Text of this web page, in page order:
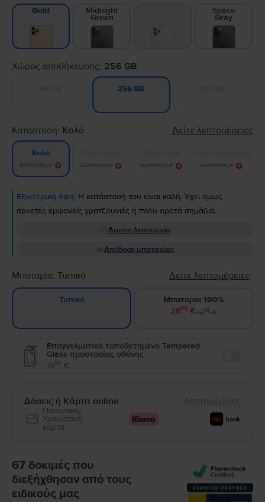
Gold Midnight
Green
Space
Gray
Χώρος αποθήκευσης: 256 GB
256 GB
Κατάσταση: Καλό Δείτε λεπτομέρειες
Καλό
Ειδοποίησε με! Ειδοποίησε με! Ειδοποίησε με! Ειδοποίησε με!
Εξωτερική όψη: Η κατάστασή του είναι καλή. Έχει όμως
αρκετές εμφανείς γρατζουνιές ή πολύ ορατά σημάδια.
Άριστη λειτουργία
Απόδοση μπαταρίας
Μπαταρία: Τυπικό Δείτε λεπτομέρειες
Τυπικό
Μπαταρία 100%
2899€3299€
Επαγγελματικά τοποθετημένο Tempered
Glass προστασίας οθόνης
1699 €
Δόσεις ή Κάρτα online λεπτομέρειες
Πιστωτική/
Χρεωστική
κάρτα
67 δοκιμές που
διεξήχθησαν από τους
ειδικούς μας